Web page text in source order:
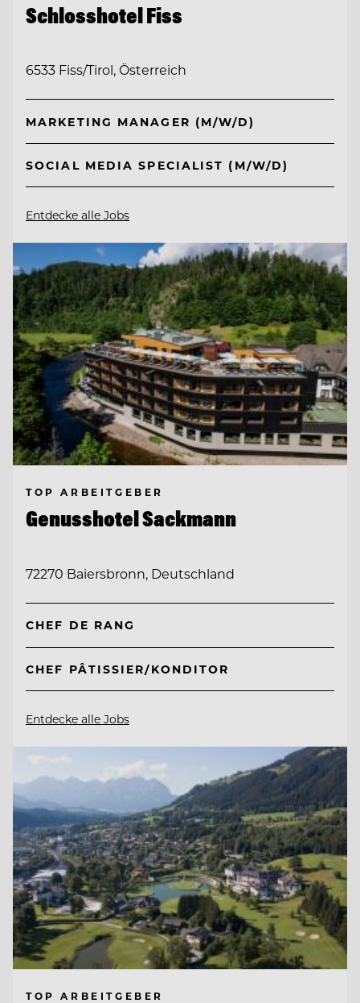
Schlosshotel Fiss
6533 Fiss/Tirol, Österreich
MARKETING MANAGER (M/W/D)
SOCIAL MEDIA SPECIALIST (M/W/D)
Entdecke alle Jobs
TOP ARBEITGEBER
Genusshotel Sackmann
72270 Baiersbronn, Deutschland
CHEF DE RANG
CHEF PÂTISSIER/KONDITOR
Entdecke alle Jobs
TOP ARBEITGEBER